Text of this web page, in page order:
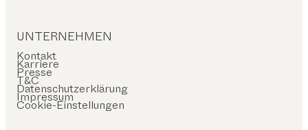
UNTERNEHMEN
Kontakt
Karriere
Presse
T&C
Datenschutzerklärung
Impressum
Cookie-Einstellungen